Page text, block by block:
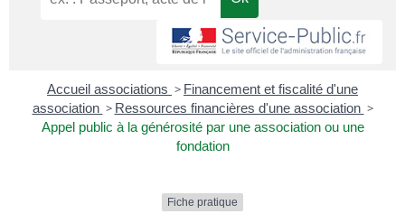
Accueil associations > Financement et fiscalité d'une
association > Ressources financières d'une association >
Appel public à la générosité par une association ou une
fondation
Fiche pratique